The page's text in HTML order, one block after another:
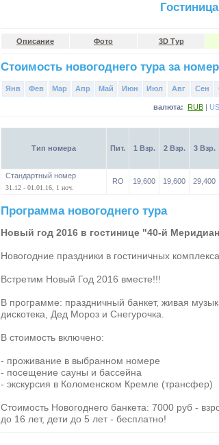
Описание Фото 3D Тур
Стоимость новогоднего тура за номер
Янв Фев Мар Апр Май Июн Июл Авг Сен
валюта: RUB |
Тип номера Пит. 1 Взр. 2 Взр. 3 Взр.
Стандартный номер
31.12 - 01.01.16, 1 ноч.
RO 19,600 19,600 29,400
Программа новогоднего тура
Новый год 2016 в гостинице "40-й
Новогодние праздники в гостиничных
Встретим Новый Год 2016 вместе!!!
В программе: праздничный банкет, живая
дискотека, Дед Мороз и Снегурочка.
В стоимость включено:
- проживание в выбранном номере
- посещение сауны и бассейна
- экскурсия в Коломенском Кремле (трансфер)
Стоимость Новогоднего банкета: 7000 руб -
до 16 лет, дети до 5 лет - бесплатно!